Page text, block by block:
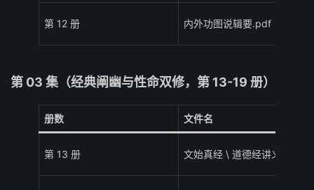
第 12 册 内外功图说辑要.pdf
第 03 集（经典阐幽与性命双修，第 13-19 册）
册数 文件名
第 13 册 文始真经 \ 道德经讲义.pdf